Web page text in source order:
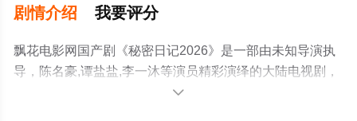
剧情介绍 我要评分
飘花电影网国产剧《秘密日记2026》是一部由未知导演执
导，陈名豪,谭盐盐,李一沐等演员精彩演绎的大陆电视剧，
大结局剧情已揭晓（全20集），手机免费观看高清未删减
